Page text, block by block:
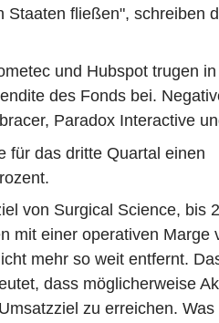
Staaten fließen", schreiben
und Hubspot trugen
des Fonds bei.
Paradox Interactive
für das dritte Quartal einen
von Surgical Science, bis
mit einer operativen Marge
mehr so weit entfernt.
dass möglicherweise
zu erreichen. Was